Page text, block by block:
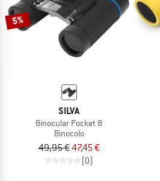
5%
SILVA
Binocular Pocket 8
Binocolo
49,95 €47,45 €
(0)